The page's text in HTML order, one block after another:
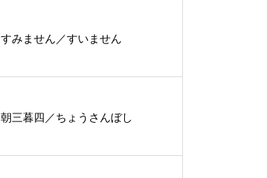
すみません／すいません
朝三暮四／ちょうさんぼし